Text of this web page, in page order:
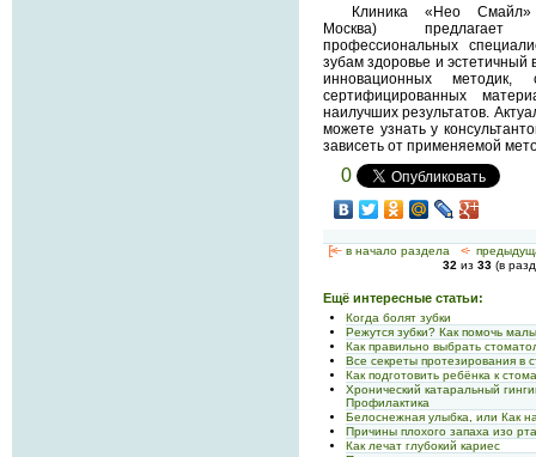
Клиника «Нео
Москва) предлагает
профессиональных
зубам здоровье и эстетичный
инновационных методик,
сертифицированных
наилучших результатов.
можете узнать у
зависеть от применяемой
0
[<— в начало раздела <-
32 из 33 (в
Ещё интересные статьи:
Когда болят зубки
Режутся зубки? Как помочь
Как правильно выбрать
Все секреты протезирования в
Как подготовить ребёнка к
Хронический катаральный
Профилактика
Белоснежная улыбка, или Как
Причины плохого запаха изо
Как лечат глубокий кариес